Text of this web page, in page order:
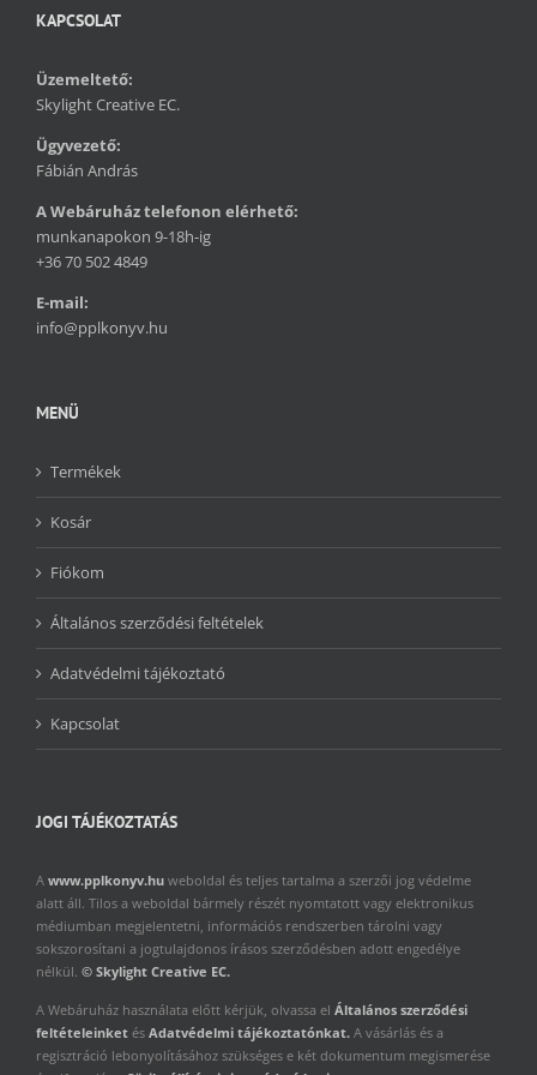
KAPCSOLAT
Üzemeltető:
Skylight Creative EC.
Ügyvezető:
Fábián András
A Webáruház telefonon elérhető:
munkanapokon 9-18h-ig
+36 70 502 4849
E-mail:
info@pplkonyv.hu
MENÜ
Termékek
Kosár
Fiókom
Általános szerződési feltételek
Adatvédelmi tájékoztató
Kapcsolat
JOGI TÁJÉKOZTATÁS
A www.pplkonyv.hu weboldal és teljes tartalma a szerzői jog védelme
alatt áll. Tilos a weboldal bármely részét nyomtatott vagy elektronikus
médiumban megjelentetni, információs rendszerben tárolni vagy
sokszorosítani a jogtulajdonos írásos szerződésben adott engedélye
nélkül. © Skylight Creative EC.
A Webáruház használata előtt kérjük, olvassa el Általános szerződési
feltételeinket és Adatvédelmi tájékoztatónkat. A vásárlás és a
regisztráció lebonyolításához szükséges e két dokumentum megismerése